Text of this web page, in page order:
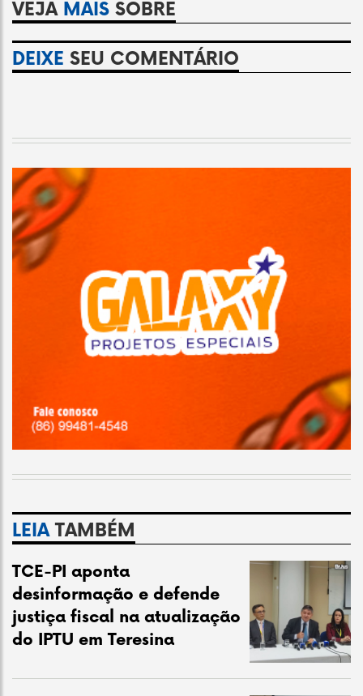
VEJA MAIS SOBRE
DEIXE SEU COMENTÁRIO
LEIATAMBÉM
TCE-PI aponta
desinformação e defende
justiça fiscal na atualização
do IPTU em Teresina